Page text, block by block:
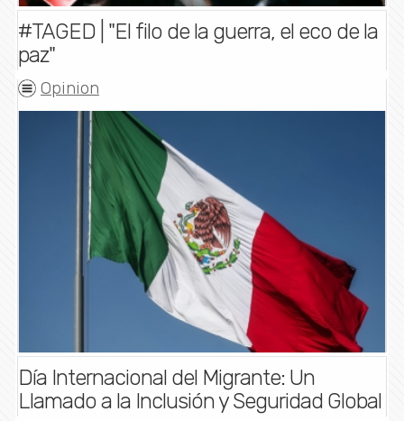
#TAGED | "El filo de la guerra, el eco de la
paz"
Opinion
Día Internacional del Migrante: Un
Llamado a la Inclusión y Seguridad Global